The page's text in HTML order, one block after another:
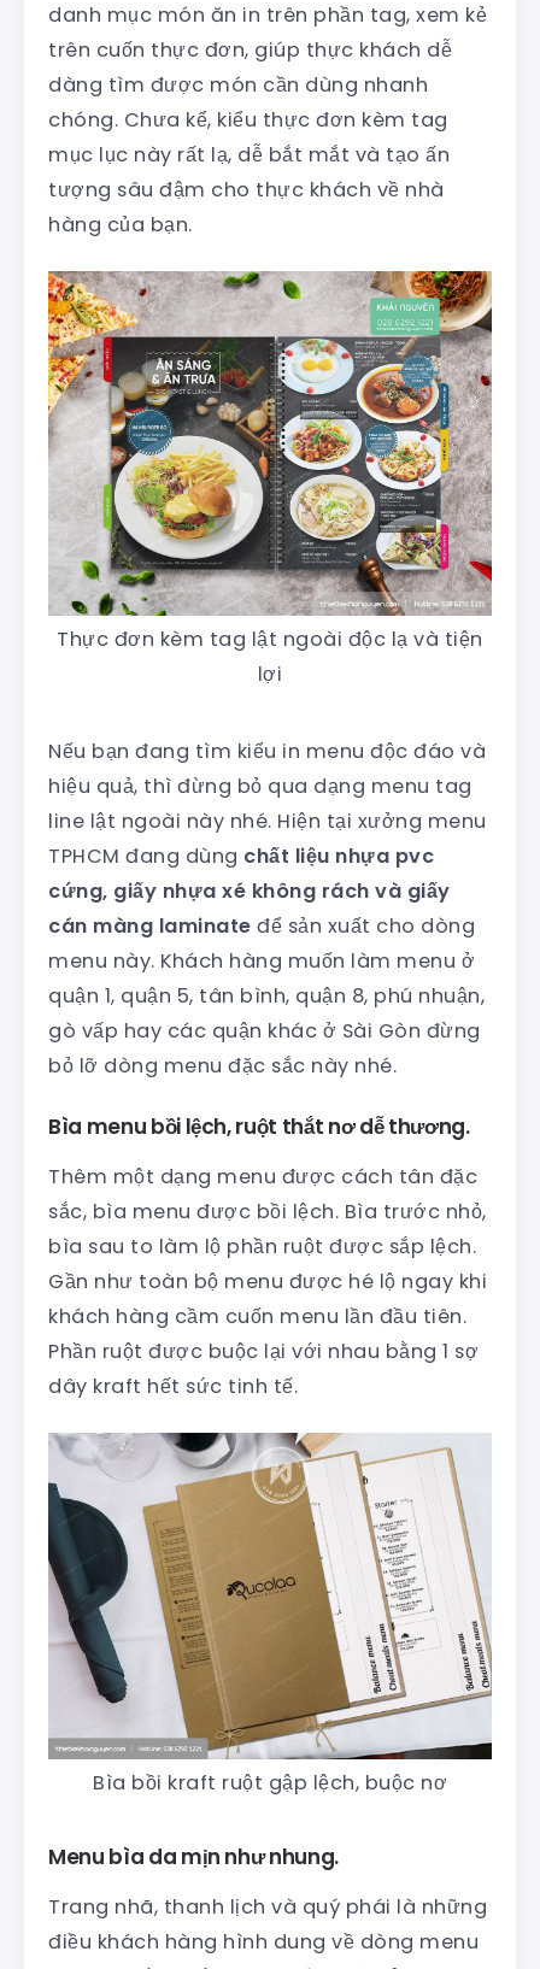
danh mục món ăn in trên phần tag, xem kẻ
trên cuốn thực đơn, giúp thực khách dễ
dàng tìm được món cần dùng nhanh
chóng. Chưa kể, kiểu thực đơn kèm tag
mục lục này rất lạ, dễ bắt mắt và tạo ấn
tượng sâu đậm cho thực khách về nhà
hàng của bạn.
Thực đơn kèm tag lật ngoài độc lạ và tiện
lợi
Nếu bạn đang tìm kiểu in menu độc đáo và
hiệu quả, thì đừng bỏ qua dạng menu tag
line lật ngoài này nhé. Hiện tại xưởng menu
TPHCM đang dùng chất liệu nhựa pvc
cứng, giấy nhựa xé không rách và giấy
cán màng laminate để sản xuất cho dòng
menu này. Khách hàng muốn làm menu ở
quận 1, quận 5, tân bình, quận 8, phú nhuận,
gò vấp hay các quận khác ở Sài Gòn đừng
bỏ lỡ dòng menu đặc sắc này nhé.
Bìa menu bồi lệch, ruột thắt nơ dễ thương.
Thêm một dạng menu được cách tân đặc
sắc, bìa menu được bồi lệch. Bìa trước nhỏ,
bìa sau to làm lộ phần ruột được sắp lệch.
Gần như toàn bộ menu được hé lộ ngay khi
khách hàng cầm cuốn menu lần đầu tiên.
Phần ruột được buộc lại với nhau bằng 1 sợ
dây kraft hết sức tinh tế.
Bìa bồi kraft ruột gập lệch, buộc nơ
Menu bìa da mịn như nhung.
Trang nhã, thanh lịch và quý phái là những
điều khách hàng hình dung về dòng menu